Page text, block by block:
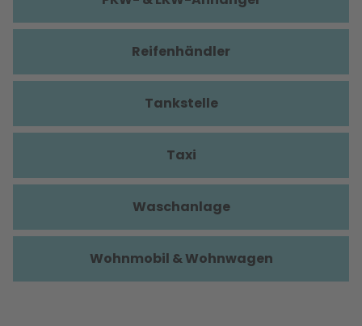
Reifenhändler
Tankstelle
Taxi
Waschanlage
Wohnmobil & Wohnwagen